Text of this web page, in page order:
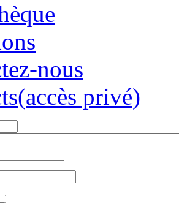
nous
(accès privé)